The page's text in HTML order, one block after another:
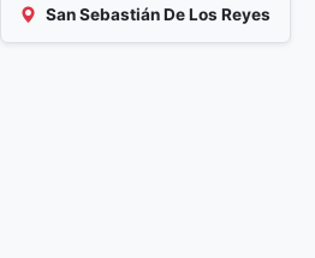
San Sebastián De Los Reyes